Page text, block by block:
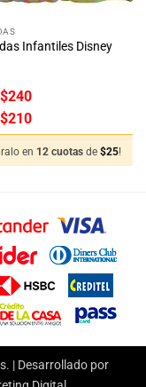
Infantiles Disney
$240
$210
en 12 cuotas de $25!
| Desarrollado por